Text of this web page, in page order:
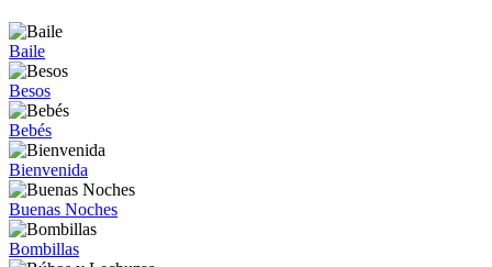
Baile
Besos
Bebés
Bienvenida
Buenas Noches
Bombillas